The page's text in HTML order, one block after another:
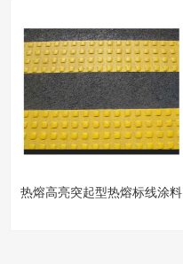
热熔高亮突起型热熔标线涂料